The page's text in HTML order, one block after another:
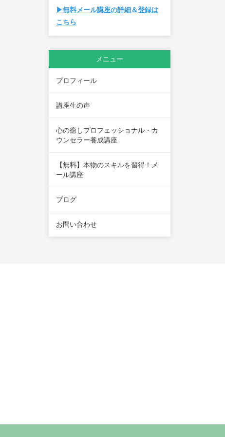
▶無料メール講座の詳細＆登録は
こちら
メニュー
プロフィール
講座生の声
心の癒しプロフェッショナル・カ
ウンセラー養成講座
【無料】本物のスキルを習得！メ
ール講座
ブログ
お問い合わせ